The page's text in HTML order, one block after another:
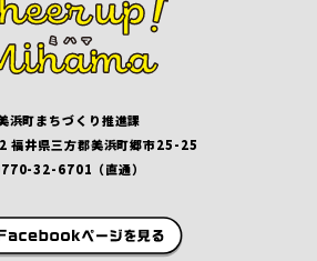
浜町まちづくり推進課
福井県三方郡美浜町郷市25-25
32-6701（直通）